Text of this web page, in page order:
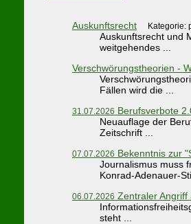
Auskunftsrecht Kategorie:
Auskunftsrecht und
weitgehendes ...
Verschwörungstheorien -
Fällen wird die ...
31.07.2026 Berufsverbote
Neuauflage der
Zeitschrift ...
07.07.2026 Bekenntnis zur
Journalismus muss
Konrad-Adenauer-
06.07.2026 Zentraler
steht ...